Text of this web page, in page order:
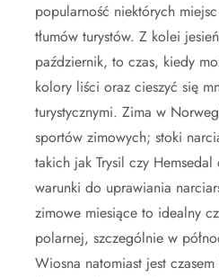
popularność niektórych
tłumów turystów. Z kolei
październik, to czas, kiedy
kolory liści oraz cieszyć się
turystycznymi. Zima w
sportów zimowych; stoki
takich jak Trysil czy Hemsedal
warunki do uprawiania
zimowe miesiące to idealny
polarnej, szczególnie w
Wiosna natomiast jest